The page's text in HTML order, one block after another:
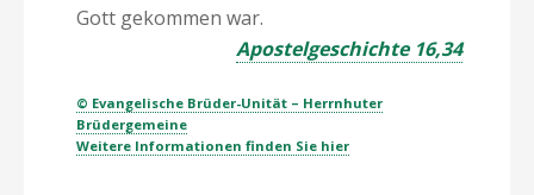
Gott gekommen war.
Apostelgeschichte 16,34
© Evangelische Brüder-Unität – Herrnhuter
Brüdergemeine
Weitere Informationen finden Sie hier